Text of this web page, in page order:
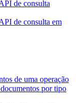
de consulta
de consulta em
de uma operação
por tipo